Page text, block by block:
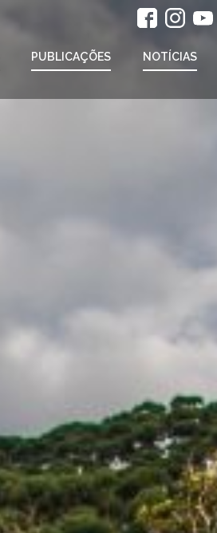
PUBLICAÇÕES NOTÍCIAS